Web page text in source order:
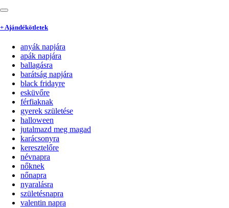
+ Ajándékötletek
anyák napjára
apák napjára
ballagásra
barátság napjára
black fridayre
esküvőre
férfiaknak
gyerek születése
halloween
jutalmazd meg magad
karácsonyra
keresztelőre
névnapra
nőknek
nőnapra
nyaralásra
születésnapra
valentin napra